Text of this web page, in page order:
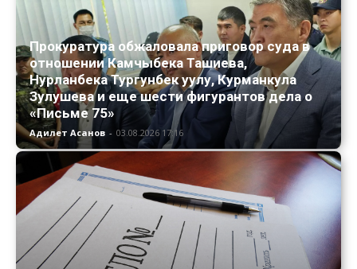
Прокуратура обжаловала приговор суда в
отношении Камчыбека Ташиева,
Нурланбека Тургунбек уулу, Курманкула
Зулушева и еще шести фигурантов дела о
«Письме 75»
Адилет Асанов - 03.08.2026 17:16